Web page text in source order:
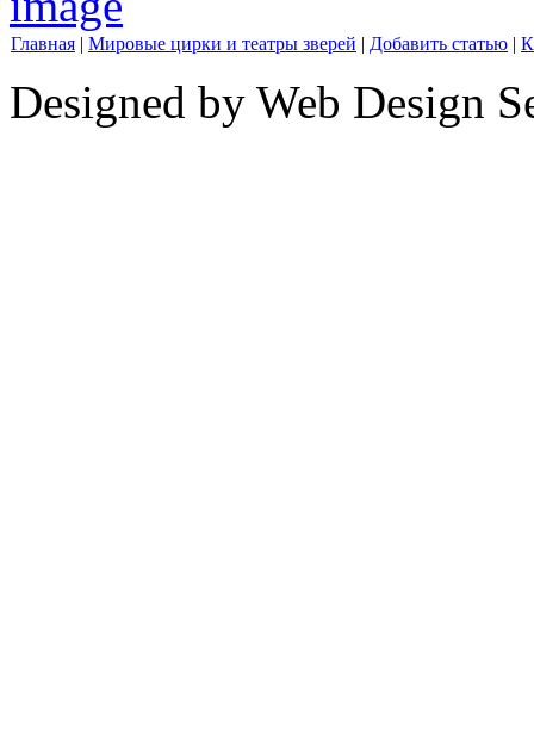
Главная | Мировые цирки и театры зверей | Добавить статью |
Designed by Web Design